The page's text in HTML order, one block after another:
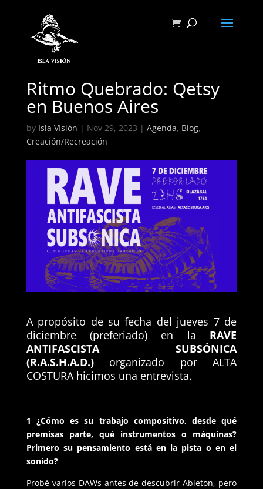
Ritmo Quebrado: Qetsy
en Buenos Aires
by Isla VIsión | Nov 29, 2023 | Agenda, Blog,
Creación/Recreación
A propósito de su fecha del jueves 7 de
diciembre (preferiado) en la RAVE
ANTIFASCISTA SUBSÓNICA
(R.A.S.H.A.D.)organizado por ALTA
COSTURA hicimos una entrevista.
1 ¿Cómo es su trabajo compositivo, desde qué
premisas parte, qué instrumentos o máquinas?
Primero su pensamiento está en la pista o en el
sonido?
Probé varios DAWs antes de descubrir Ableton, pero